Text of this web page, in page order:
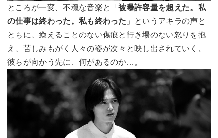
ところが一変、不穏な音楽と「被曝許容量を超えた。私
の仕事は終わった。私も終わった 」というアキラの声と
ともに、癒えることのない傷痕と行き場のない怒りを抱
え、苦しみもがく人々の姿が次々と映し出されていく。
彼らが向かう先に、何があるのか…。